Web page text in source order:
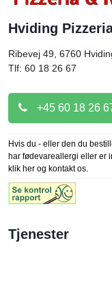
Hviding
Ribevej 49, 6760
Tlf: 60 18 26 67
+45 60 18 26
Hvis du - eller den du
har fødevareallergi eller er
klik her og kontakt os.
Tjenester